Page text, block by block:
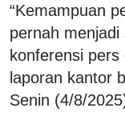
“Kemampuan
pernah
konferensi
laporan kantor
Senin (4/8/